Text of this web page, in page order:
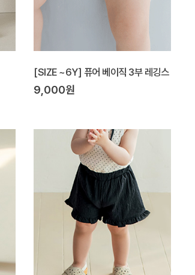
[SIZE ~6Y] 퓨어 베이직 3부 레깅스
9,000원